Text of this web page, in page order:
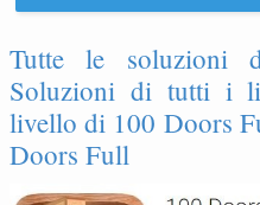
Tutte le
Soluzioni di tutti i
livello di 100 Doors
Doors Full